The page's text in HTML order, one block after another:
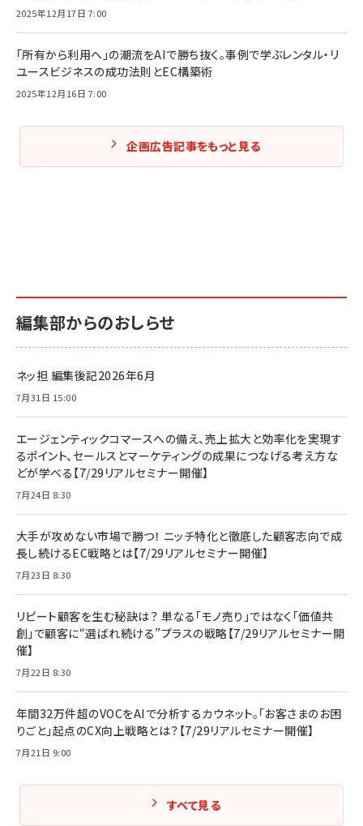
2025年12月17日 7:00
「所有から利用へ」の潮流をAIで勝ち抜く。事例で学ぶレンタル・リ
ユースビジネスの成功法則とEC構築術
2025年12月16日 7:00
企画広告記事をもっと見る
編集部からのおしらせ
ネッ担 編集後記2026年6月
7月31日 15:00
エージェンティックコマースへの備え、売上拡大と効率化を実現す
るポイント、セールスとマーケティングの成果につなげる考え方な
どが学べる【7/29リアルセミナー開催】
7月24日 8:30
大手が攻めない市場で勝つ！ ニッチ特化と徹底した顧客志向で成
長し続けるEC戦略とは【7/29リアルセミナー開催】
7月23日 8:30
リピート顧客を生む秘訣は？ 単なる「モノ売り」ではなく「価値共
創」で顧客に“選ばれ続ける”プラスの戦略【7/29リアルセミナー開
催】
7月22日 8:30
年間32万件超のVOCをAIで分析するカウネット。「お客さまのお困
りごと」起点のCX向上戦略とは？【7/29リアルセミナー開催】
7月21日 9:00
すべて見る